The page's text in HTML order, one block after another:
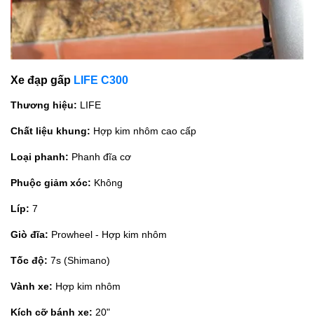
Xe đạp gấp LIFE C300
Thương hiệu: LIFE
Chất liệu khung: Hợp kim nhôm cao cấp
Loại phanh: Phanh đĩa cơ
Phuộc giảm xóc: Không
Líp: 7
Giò đĩa: Prowheel - Hợp kim nhôm
Tốc độ: 7s (Shimano)
Vành xe: Hợp kim nhôm
Kích cỡ bánh xe: 20"